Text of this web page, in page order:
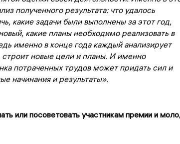
полученного результата: что удалось
какие задачи были выполнены за этот год,
какие планы необходимо реализовать в
именно в конце года каждый анализирует
строит новые цели и планы. И именно
потраченных трудов может придать сил и
начинания и результаты».
или посоветовать участникам премии и